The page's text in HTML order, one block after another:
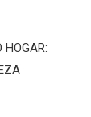
HOGAR: